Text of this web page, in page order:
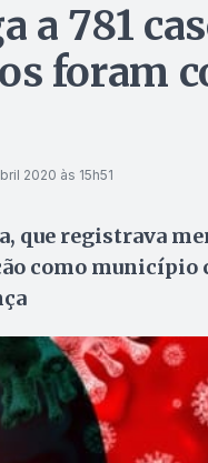
a 781
foram
2020 às 15h51
que registrava
como